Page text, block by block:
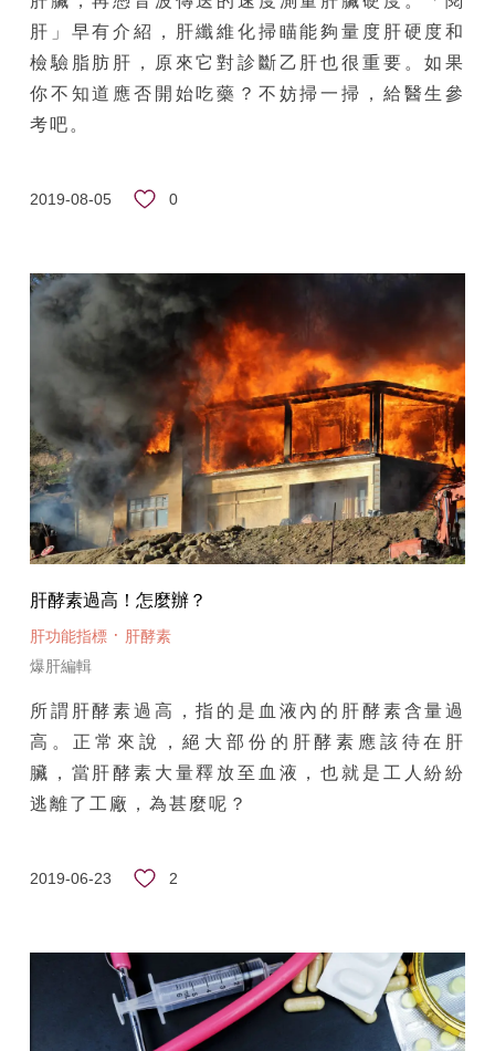
肝」早有介紹，肝纖維化掃瞄能夠量度肝硬度和
檢驗脂肪肝，原來它對診斷乙肝也很重要。如果
你不知道應否開始吃藥？不妨掃一掃，給醫生參
考吧。
2019-08-05 0
肝酵素過高！怎麼辦？
肝功能指標· 肝酵素
爆肝編輯
所謂肝酵素過高，指的是血液內的肝酵素含量過
高。正常來說，絕大部份的肝酵素應該待在肝
臟，當肝酵素大量釋放至血液，也就是工人紛紛
逃離了工廠，為甚麼呢？
2019-06-23 2